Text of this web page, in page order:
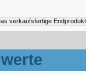
verkaufsfertige